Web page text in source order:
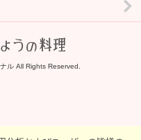
ル All Rights Reserved.